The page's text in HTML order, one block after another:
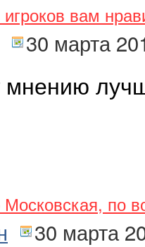
игроков вам
30 марта
по
30 марта